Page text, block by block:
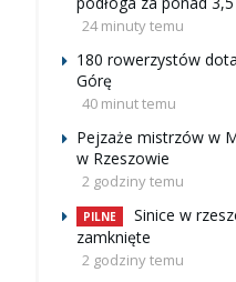
24 minuty temu
180 rowerzystów
Górę
40 minut temu
Pejzaże mistrzów w
w Rzeszowie
2 godziny temu
PILNE
Sinice w
zamknięte
2 godziny temu